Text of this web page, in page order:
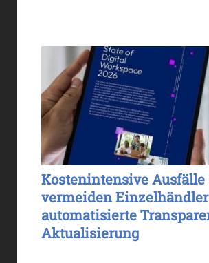
Kostenintensive Ausfälle
vermeiden
automatisierte
Aktualisierung